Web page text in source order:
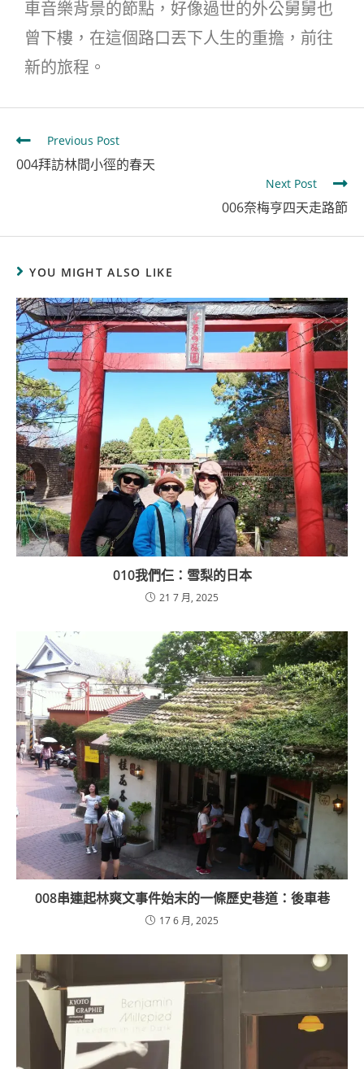
車音樂背景的節點，好像過世的外公舅舅也
曾下樓，在這個路口丟下人生的重擔，前往
新的旅程。
Previous Post
004拜訪林間小徑的春天
Next Post
006奈梅亨四天走路節
YOU MIGHT ALSO LIKE
010我們仨：雪梨的日本
21 7 月, 2025
008串連起林爽文事件始末的一條歷史巷道：後車巷
17 6 月, 2025